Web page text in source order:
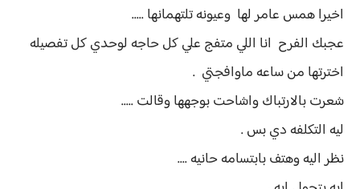
اخيرا همس عامر لها وعيونه تلتهمانها .....
عجبك الفرح انا اللي متفج علي كل حاجه لوحدي كل تفصيله
اخترتها من ساعه ماوافجتي .
شعرت بالارتباك واشاحت بوجهها وقالت .....
ليه التكلفه دي بس .
نظر اليه وهتف بابتسامه حانيه ....